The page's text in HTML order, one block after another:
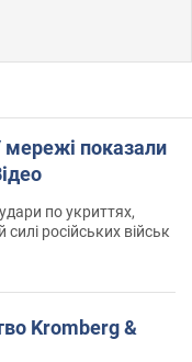
мережі показали
по укриттях,
силі російських військ
Kromberg &